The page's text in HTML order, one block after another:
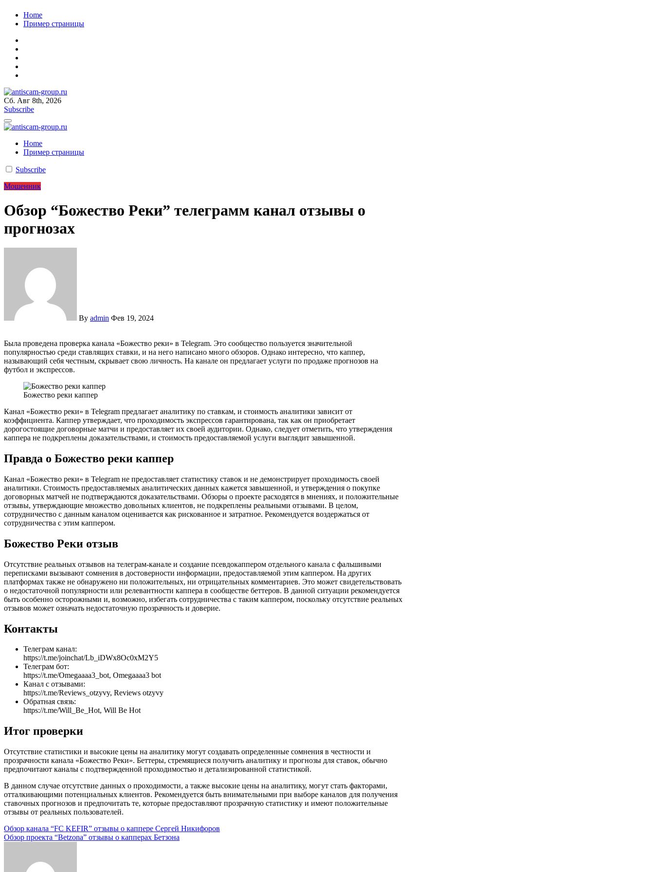
ПерейтиHome
Пример страницы
antiscam-group.ru
мошенник будет пойман
Сб. Авг 8th, 2026
Subscribe
antiscam-group.ru
мошенник будет пойман
Home
Пример страницы
Subscribe
Мошенник
Обзор “Божество Реки” телеграмм канал отзывы о
прогнозах
By admin Фев 19, 2024
Была проведена проверка канала «Божество реки» в Telegram. Это сообщество пользуется значительной
популярностью среди ставлящих ставки, и на него написано много обзоров. Однако интересно, что каппер,
называющий себя честным, скрывает свою личность. На канале он предлагает услуги по продаже прогнозов на
футбол и экспрессов.
Божество реки каппер
Канал «Божество реки» в Telegram предлагает аналитику по ставкам, и стоимость аналитики зависит от
коэффициента. Каппер утверждает, что проходимость экспрессов гарантирована, так как он приобретает
дорогостоящие договорные матчи и предоставляет их своей аудитории. Однако, следует отметить, что утверждения
каппера не подкреплены доказательствами, и стоимость предоставляемой услуги выглядит завышенной.
Правда о Божество реки каппер
Канал «Божество реки» в Telegram не предоставляет статистику ставок и не демонстрирует проходимость своей
аналитики. Стоимость предоставляемых аналитических данных кажется завышенной, и утверждения о покупке
договорных матчей не подтверждаются доказательствами. Обзоры о проекте расходятся в мнениях, и положительные
отзывы, утверждающие множество довольных клиентов, не подкреплены реальными отзывами. В целом,
сотрудничество с данным каналом оценивается как рискованное и затратное. Рекомендуется воздержаться от
сотрудничества с этим каппером.
Божество Реки отзыв
Отсутствие реальных отзывов на телеграм-канале и создание псевдокаппером отдельного канала с фальшивыми
переписками вызывают сомнения в достоверности информации, предоставляемой этим каппером. На других
платформах также не обнаружено ни положительных, ни отрицательных комментариев. Это может свидетельствовать
о недостаточной популярности или релевантности каппера в сообществе беттеров. В данной ситуации рекомендуется
быть особенно осторожными и, возможно, избегать сотрудничества с таким каппером, поскольку отсутствие реальных
отзывов может означать недостаточную прозрачность и доверие.
Контакты
Телеграм канал:
https://t.me/joinchat/Lb_iDWx8Oc0xM2Y5
Телеграм бот:
https://t.me/Omegaaaa3_bot, Omegaaaa3 bot
Канал с отзывами:
https://t.me/Reviews_otzyvy, Reviews otzyvy
Обратная связь:
https://t.me/Will_Be_Hot, Will Be Hot
Итог проверки
Отсутствие статистики и высокие цены на аналитику могут создавать определенные сомнения в честности и
прозрачности канала «Божество Реки». Беттеры, стремящиеся получить аналитику и прогнозы для ставок, обычно
предпочитают каналы с подтвержденной проходимостью и детализированной статистикой.
В данном случае отсутствие данных о проходимости, а также высокие цены на аналитику, могут стать факторами,
отталкивающими потенциальных клиентов. Рекомендуется быть внимательными при выборе каналов для получения
ставочных прогнозов и предпочитать те, которые предоставляют прозрачную статистику и имеют положительные
отзывы от реальных пользователей.
Навигация
по
Обзор канала “FC KEFIR” отзывы о каппере Сергей Никифоров
Обзор проекта “Betzona” отзывы о капперах Бетзона